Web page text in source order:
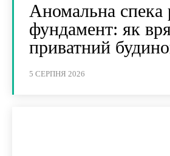
Аномальна спека
фундамент: як
приватний
5 СЕРПНЯ 2026